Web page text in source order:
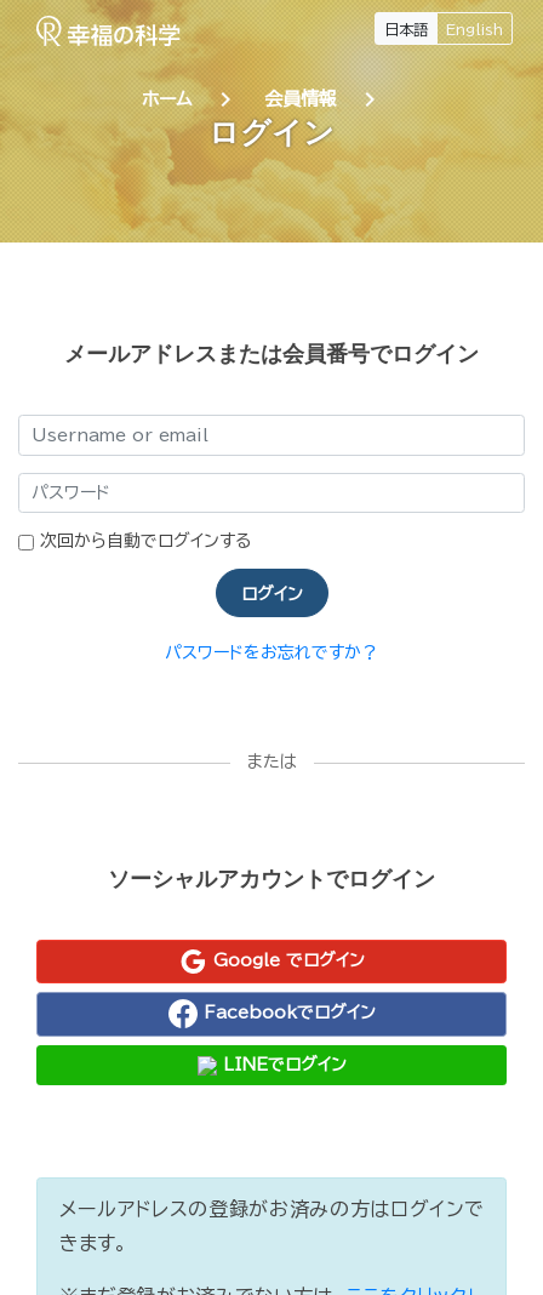
日本語 English
ホーム chevron_right 会員情報 chevron_right
ログイン
メールアドレスまたは会員番号でログイン
ログイン
パスワード
次回から自動でログインする
ログイン
パスワードをお忘れですか？
または
ソーシャルアカウントでログイン
Google でログイン
Facebookでログイン
LINEでログイン
メールアドレスの登録がお済みの方はログインで
きます。